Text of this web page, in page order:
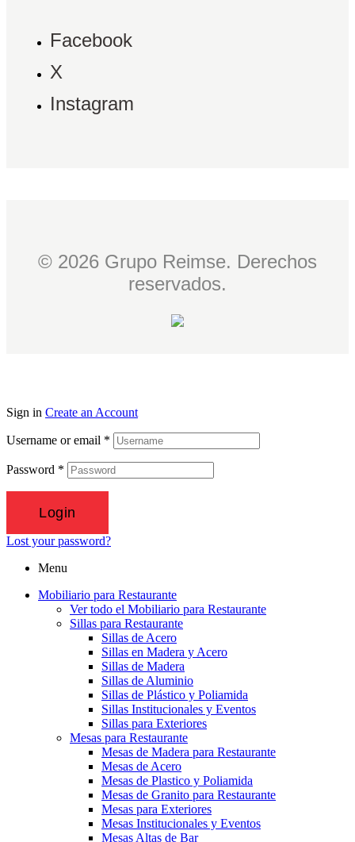
Facebook
X
Instagram
© 2026 Grupo Reimse. Derechos
reservados.
Sign in Create an Account
Username or email *
Password *
Login
Lost your password?
Menu
Mobiliario para Restaurante
Ver todo el Mobiliario para Restaurante
Sillas para Restaurante
Sillas de Acero
Sillas en Madera y Acero
Sillas de Madera
Sillas de Aluminio
Sillas de Plástico y Poliamida
Sillas Institucionales y Eventos
Sillas para Exteriores
Mesas para Restaurante
Mesas de Madera para Restaurante
Mesas de Acero
Mesas de Plastico y Poliamida
Mesas de Granito para Restaurante
Mesas para Exteriores
Mesas Institucionales y Eventos
Mesas Altas de Bar